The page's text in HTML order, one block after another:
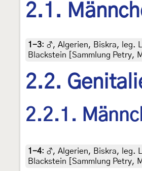
2.1.
1-3: ♂, Algerien, Biskra, leg.
Blackstein [Sammlung Petry,
2.2.
2.2.1.
1-4: ♂, Algerien, Biskra, leg.
Blackstein [Sammlung Petry,